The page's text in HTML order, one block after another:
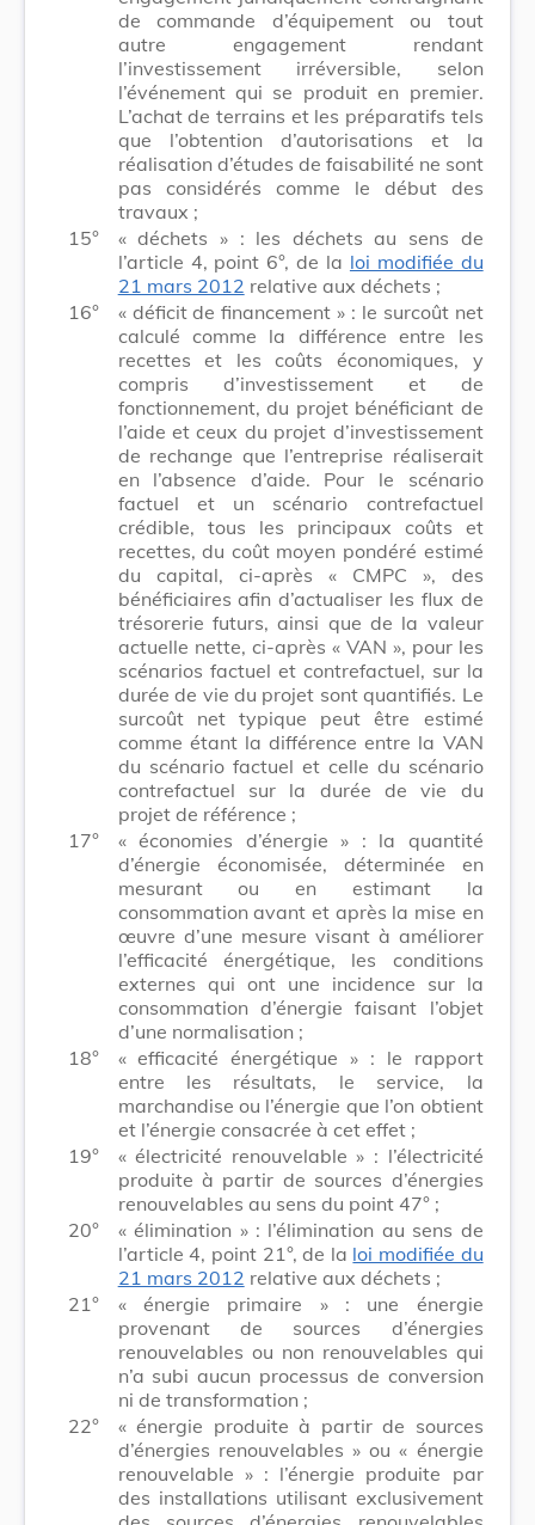
de commande d’équipement ou tout
autre engagement rendant
l’investissement irréversible, selon
l’événement qui se produit en premier.
L’achat de terrains et les préparatifs tels
que l’obtention d’autorisations et la
réalisation d’études de faisabilité ne sont
pas considérés comme le début des
travaux ;
15°
« déchets » : les déchets au sens de
l’article 4, point 6°, de la loi modifiée du
21 mars 2012 relative aux déchets ;
16°
« déficit de financement » : le surcoût net
calculé comme la différence entre les
recettes et les coûts économiques, y
compris d’investissement et de
fonctionnement, du projet bénéficiant de
l’aide et ceux du projet d’investissement
de rechange que l’entreprise réaliserait
en l’absence d’aide. Pour le scénario
factuel et un scénario contrefactuel
crédible, tous les principaux coûts et
recettes, du coût moyen pondéré estimé
du capital, ci-après « CMPC », des
bénéficiaires afin d’actualiser les flux de
trésorerie futurs, ainsi que de la valeur
actuelle nette, ci-après « VAN », pour les
scénarios factuel et contrefactuel, sur la
durée de vie du projet sont quantifiés. Le
surcoût net typique peut être estimé
comme étant la différence entre la VAN
du scénario factuel et celle du scénario
contrefactuel sur la durée de vie du
projet de référence ;
17°
« économies d’énergie » : la quantité
d’énergie économisée, déterminée en
mesurant ou en estimant la
consommation avant et après la mise en
œuvre d’une mesure visant à améliorer
l’efficacité énergétique, les conditions
externes qui ont une incidence sur la
consommation d’énergie faisant l’objet
d’une normalisation ;
18°
« efficacité énergétique » : le rapport
entre les résultats, le service, la
marchandise ou l’énergie que l’on obtient
et l’énergie consacrée à cet effet ;
19°
« électricité renouvelable » : l’électricité
produite à partir de sources d’énergies
renouvelables au sens du point 47° ;
20°
« élimination » : l’élimination au sens de
l’article 4, point 21°, de la loi modifiée du
21 mars 2012 relative aux déchets ;
21°
« énergie primaire » : une énergie
provenant de sources d’énergies
renouvelables ou non renouvelables qui
n’a subi aucun processus de conversion
ni de transformation ;
22°
« énergie produite à partir de sources
d’énergies renouvelables » ou « énergie
renouvelable » : l’énergie produite par
des installations utilisant exclusivement